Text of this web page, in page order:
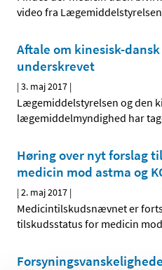
video fra
Aftale om kinesisk-
underskrevet
|3. maj 2017 |
Lægemiddelstyrelsen og den
lægemiddelmyndighed har
Høring over nyt forslag
medicin mod astma og
|2. maj 2017 |
Medicintilskudsnævnet er
tilskudsstatus for medicin